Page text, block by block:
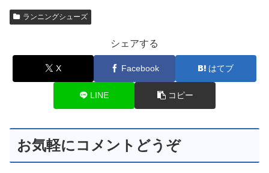
ランニングシューズ
シェアする
X Facebook はてブ
LINE コピー
お気軽にコメントどうぞ